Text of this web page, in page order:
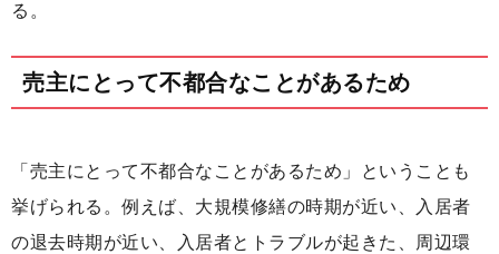
る。
売主にとって不都合なことがあるため
「売主にとって不都合なことがあるため」ということも
挙げられる。例えば、大規模修繕の時期が近い、入居者
の退去時期が近い、入居者とトラブルが起きた、周辺環